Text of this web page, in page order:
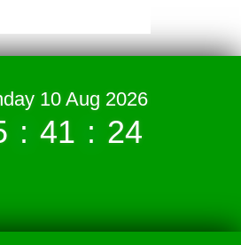
10 Aug 2026
: 41 : 25